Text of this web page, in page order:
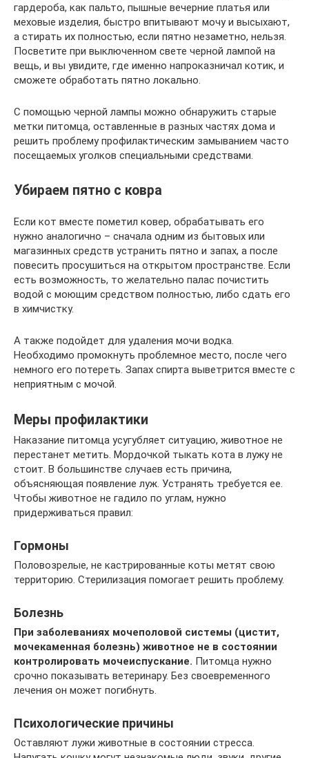
гардероба, как пальто, пышные вечерние платья или
меховые изделия, быстро впитывают мочу и высыхают,
а стирать их полностью, если пятно незаметно, нельзя.
Посветите при выключенном свете черной лампой на
вещь, и вы увидите, где именно напроказничал котик, и
сможете обработать пятно локально.
С помощью черной лампы можно обнаружить старые
метки питомца, оставленные в разных частях дома и
решить проблему профилактическим замыванием часто
посещаемых уголков специальными средствами.
Убираем пятно с ковра
Если кот вместе пометил ковер, обрабатывать его
нужно аналогично – сначала одним из бытовых или
магазинных средств устранить пятно и запах, а после
повесить просушиться на открытом пространстве. Если
есть возможность, то желательно палас почистить
водой с моющим средством полностью, либо сдать его
в химчистку.
А также подойдет для удаления мочи водка.
Необходимо промокнуть проблемное место, после чего
немного его потереть. Запах спирта выветрится вместе с
неприятным с мочой.
Меры профилактики
Наказание питомца усугубляет ситуацию, животное не
перестанет метить. Мордочкой тыкать кота в лужу не
стоит. В большинстве случаев есть причина,
объясняющая появление луж. Устранять требуется ее.
Чтобы животное не гадило по углам, нужно
придерживаться правил:
Гормоны
Половозрелые, не кастрированные коты метят свою
территорию. Стерилизация помогает решить проблему.
Болезнь
При заболеваниях мочеполовой системы (цистит,
мочекаменная болезнь) животное не в состоянии
контролировать мочеиспускание. Питомца нужно
срочно показывать ветеринару. Без своевременного
лечения он может погибнуть.
Психологические причины
Оставляют лужи животные в состоянии стресса.